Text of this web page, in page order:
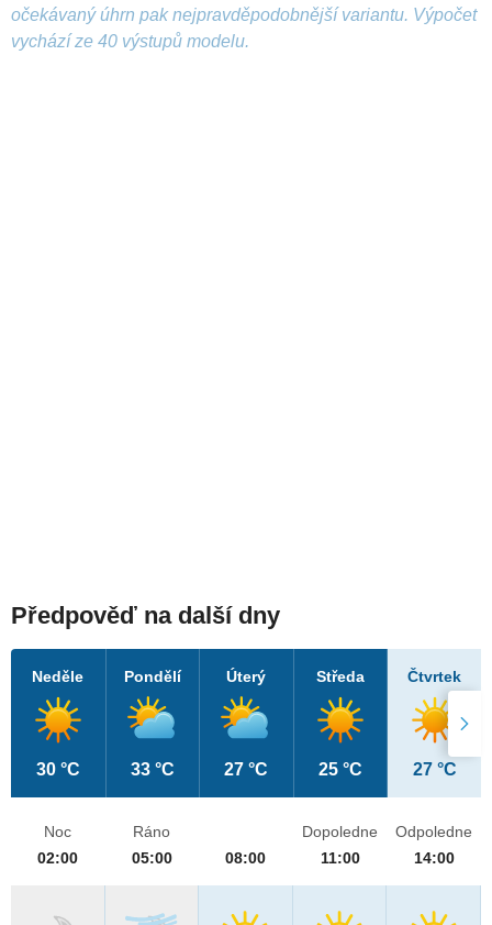
očekávaný úhrn pak nejpravděpodobnější variantu. Výpočet
vychází ze 40 výstupů modelu.
Předpověď na další dny
Neděle
30 °C
Pondělí
33 °C
Úterý
27 °C
Středa
25 °C
Čtvrtek
27 °C
Noc
02:00
Ráno
05:00
08:00
Dopoledne
11:00
Odpoledne
14:00